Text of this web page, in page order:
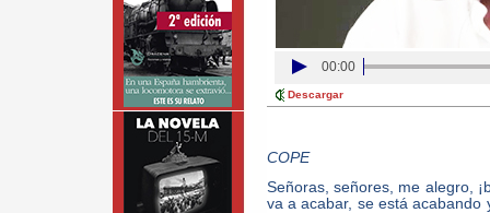
00:00
Descargar
COPE
Señoras, señores, me alegro,
va a acabar, se está